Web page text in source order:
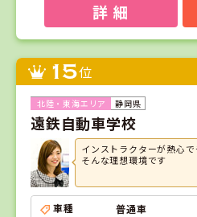
詳 細
15位
静岡県
遠鉄自動車学校
インストラクターが熱心
そんな理想環境です
車種
普通車